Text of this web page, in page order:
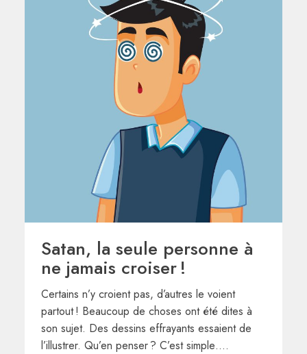
Satan, la seule personne à
ne jamais croiser !
Certains n’y croient pas, d’autres le voient
partout ! Beaucoup de choses ont été dites à
son sujet. Des dessins effrayants essaient de
l’illustrer. Qu’en penser ? C’est simple….